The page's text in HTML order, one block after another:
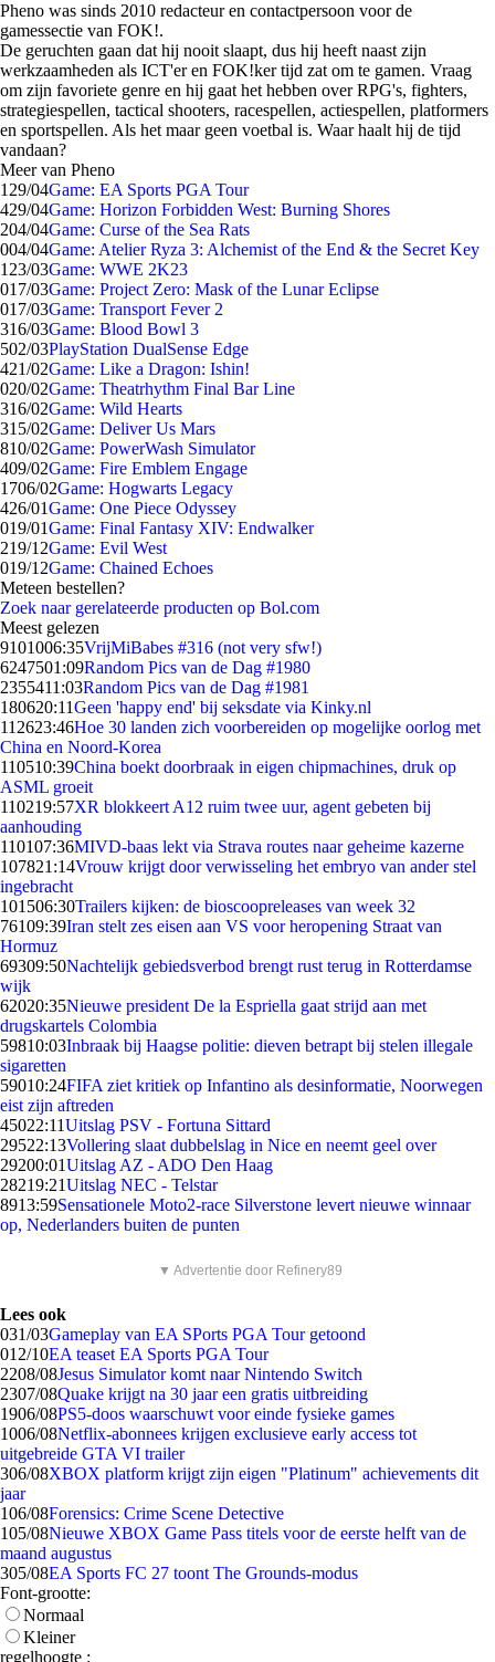
Pheno was sinds 2010 redacteur en contactpersoon voor de
gamessectie van FOK!.
De geruchten gaan dat hij nooit slaapt, dus hij heeft naast zijn
werkzaamheden als ICT'er en FOK!ker tijd zat om te gamen. Vraag
om zijn favoriete genre en hij gaat het hebben over RPG's, fighters,
strategiespellen, tactical shooters, racespellen, actiespellen, platformers
en sportspellen. Als het maar geen voetbal is. Waar haalt hij de tijd
vandaan?
Meer van Pheno
1 29/04Game: EA Sports PGA Tour
429/04Game: Horizon Forbidden West: Burning Shores
204/04Game: Curse of the Sea Rats
004/04Game: Atelier Ryza 3: Alchemist of the End & the Secret Key
1 23/03Game: WWE 2K23
017/03Game: Project Zero: Mask of the Lunar Eclipse
017/03Game: Transport Fever 2
316/03Game: Blood Bowl 3
502/03PlayStation DualSense Edge
421/02Game: Like a Dragon: Ishin!
020/02Game: Theatrhythm Final Bar Line
316/02Game: Wild Hearts
315/02Game: Deliver Us Mars
810/02Game: PowerWash Simulator
409/02Game: Fire Emblem Engage
1706/02Game: Hogwarts Legacy
426/01Game: One Piece Odyssey
019/01Game: Final Fantasy XIV: Endwalker
219/12Game: Evil West
019/12Game: Chained Echoes
Meteen bestellen?
Zoek naar gerelateerde producten op Bol.com
Meest gelezen
9101006:35VrijMiBabes #316 (not very sfw!)
6247501:09Random Pics van de Dag #1980
2355411:03Random Pics van de Dag #1981
180620:11Geen 'happy end' bij seksdate via Kinky.nl
112623:46Hoe 30 landen zich voorbereiden op mogelijke oorlog met
China en Noord-Korea
110510:39China boekt doorbraak in eigen chipmachines, druk op
ASML groeit
110219:57XR blokkeert A12 ruim twee uur, agent gebeten bij
aanhouding
110107:36MIVD-baas lekt via Strava routes naar geheime kazerne
107821:14Vrouw krijgt door verwisseling het embryo van ander stel
ingebracht
101506:30Trailers kijken: de bioscoopreleases van week 32
76109:39Iran stelt zes eisen aan VS voor heropening Straat van
Hormuz
69309:50Nachtelijk gebiedsverbod brengt rust terug in Rotterdamse
wijk
62020:35Nieuwe president De la Espriella gaat strijd aan met
drugskartels Colombia
59810:03Inbraak bij Haagse politie: dieven betrapt bij stelen illegale
sigaretten
59010:24FIFA ziet kritiek op Infantino als desinformatie, Noorwegen
eist zijn aftreden
45022:11Uitslag PSV - Fortuna Sittard
29522:13Vollering slaat dubbelslag in Nice en neemt geel over
29200:01Uitslag AZ - ADO Den Haag
28219:21Uitslag NEC - Telstar
8913:59Sensationele Moto2-race Silverstone levert nieuwe winnaar
op, Nederlanders buiten de punten
▼ Advertentie door Refinery89
Lees ook
031/03Gameplay van EA SPorts PGA Tour getoond
012/10EA teaset EA Sports PGA Tour
2208/08Jesus Simulator komt naar Nintendo Switch
2307/08Quake krijgt na 30 jaar een gratis uitbreiding
1906/08PS5-doos waarschuwt voor einde fysieke games
1006/08Netflix-abonnees krijgen exclusieve early access tot
uitgebreide GTA VI trailer
306/08XBOX platform krijgt zijn eigen "Platinum" achievements dit
jaar
106/08Forensics: Crime Scene Detective
105/08Nieuwe XBOX Game Pass titels voor de eerste helft van de
maand augustus
305/08EA Sports FC 27 toont The Grounds-modus
Font-grootte:
Normaal
Kleiner
regelhoogte :